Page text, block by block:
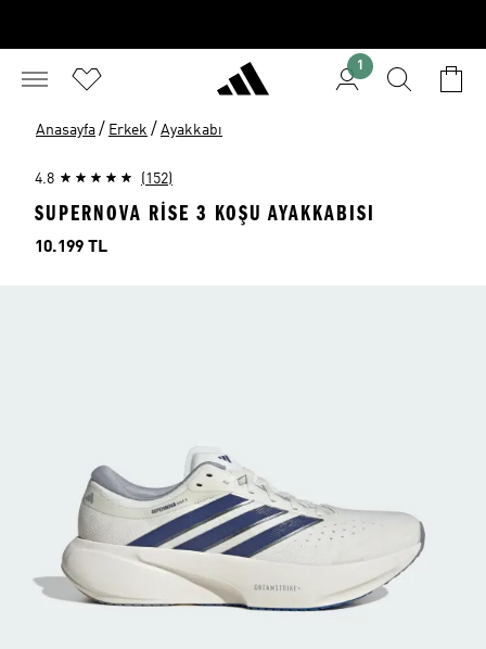
1
Anasayfa / Erkek / Ayakkabı
4.8 (152)
SUPERNOVA RISE 3 KOŞU AYAKKABISI
Fiyat
10.199 TL